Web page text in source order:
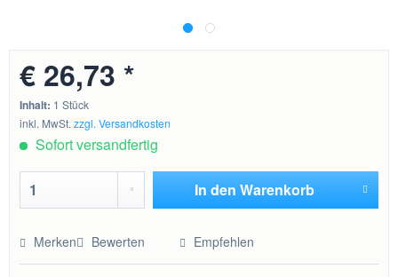
€ 26,73 *
Inhalt: 1 Stück
inkl. MwSt.zzgl. Versandkosten
Sofort versandfertig
In den Warenkorb
Merken Bewerten Empfehlen